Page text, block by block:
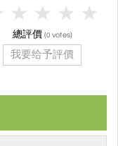
總評價 (0 votes)
我要给予評價